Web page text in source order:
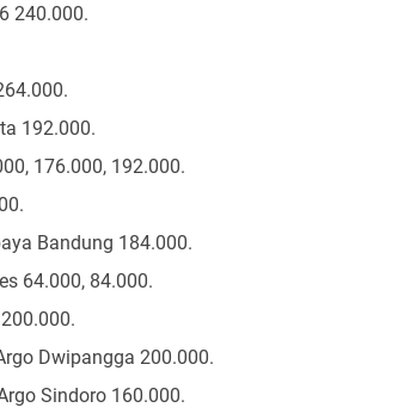
240.000.
192.000.
176.000, 192.000.
Bandung 184.000.
64.000, 84.000.
Dwipangga 200.000.
Sindoro 160.000.